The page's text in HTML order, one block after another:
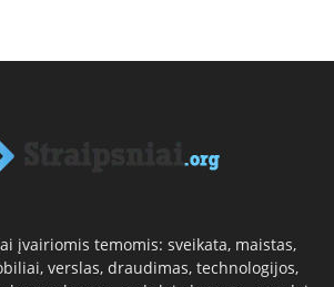
įvairiomis temomis: sveikata, maistas,
verslas, draudimas, technologijos,